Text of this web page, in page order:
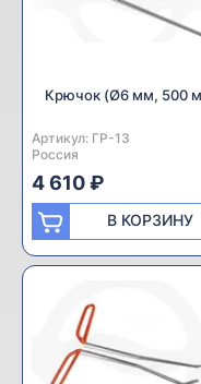
Крючок (Ø6 мм, 500
Артикул: ГР-13
Производитель:
Россия
4 610 ₽
В КОРЗИНУ